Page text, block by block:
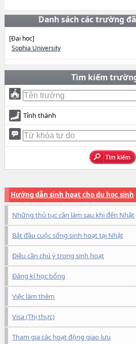
Danh sách các trường
[Đại học]
Sophia University
Tìm kiếm
Tỉnh thành
Hướng dẫn sinh hoạt cho du học sinh
Những thủ tục cần làm sau khi đến Nhật
Bắt đầu cuộc sống sinh hoạt tại Nhật
Điều cần chú ý trong sinh hoạt
Đăng kí học bổng
Việc làm thêm
Visa (Thị thực)
Tham gia các hoạt động giao lưu